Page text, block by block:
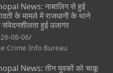
News: नाबालिग से हुई
के मामले में राजधानी के थाने
संवेदनशीलता हुई उजागर
08-06
Crime Info Bureau
News: तीन युवकों को चाकू